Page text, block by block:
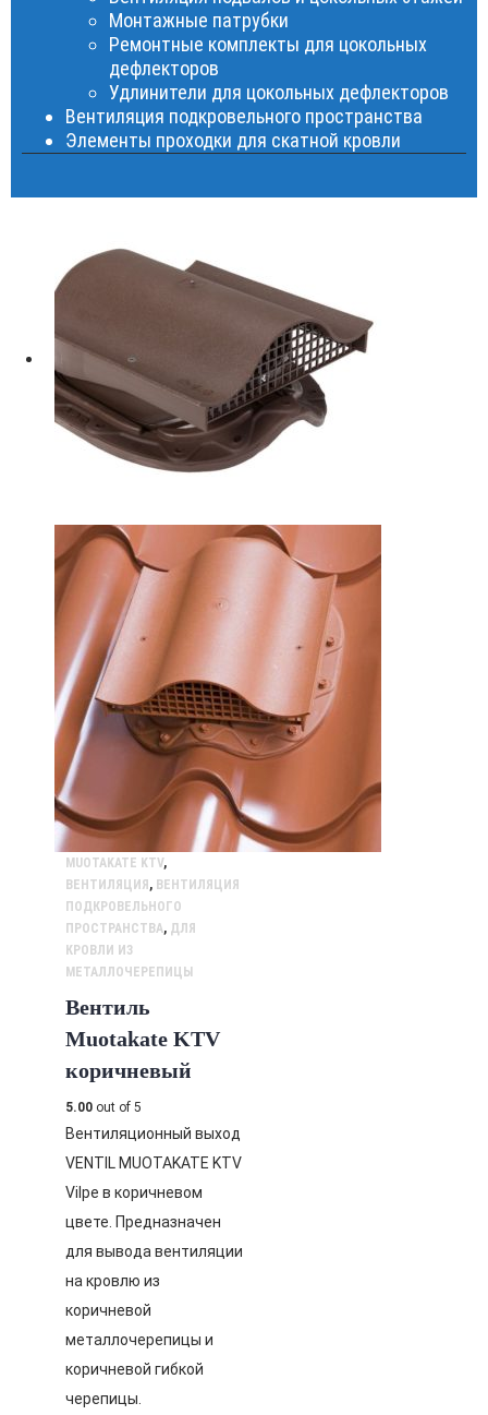
Монтажные патрубки
Ремонтные комплекты для цокольных
дефлекторов
Удлинители для цокольных дефлекторов
Вентиляция подкровельного пространства
Элементы проходки для скатной кровли
MUOTAKATE KTV,
ВЕНТИЛЯЦИЯ , ВЕНТИЛЯЦИЯ
ПОДКРОВЕЛЬНОГО
ПРОСТРАНСТВА, ДЛЯ
КРОВЛИ ИЗ
МЕТАЛЛОЧЕРЕПИЦЫ
Вентиль
Muotakate KTV
коричневый
5.00 out of 5
Вентиляционный выход
VENTIL MUOTAKATE KTV
Vilpe в коричневом
цвете. Предназначен
для вывода вентиляции
на кровлю из
коричневой
металлочерепицы и
коричневой гибкой
черепицы.